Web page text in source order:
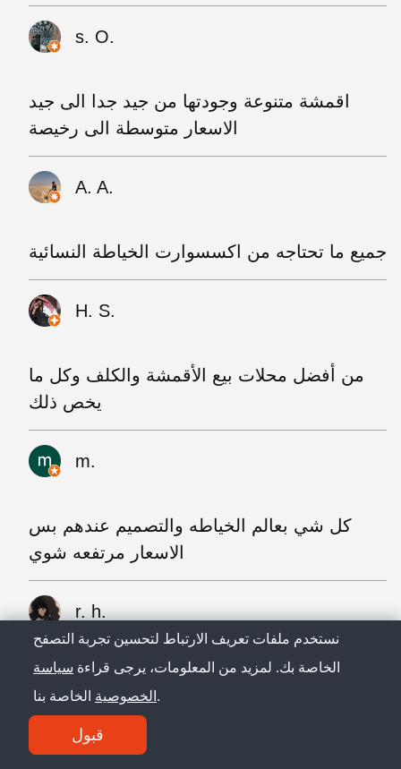
s. O.
اقمشة متنوعة وجودتها من جيد جدا الى جيد
الاسعار متوسطة الى رخيصة
A. A.
جميع ما تحتاجه من اكسسوارت الخياطة النسائية
H. S.
من أفضل محلات بيع الأقمشة والكلف وكل ما
يخص ذلك
m.
كل شي بعالم الخياطه والتصميم عندهم بس
الاسعار مرتفعه شوي
r. h.
حلو ومتوفر عنده انواع الاقمشه والكلف لكن
أسعارهم مرتفعه شوي
نستخدم ملفات تعريف الارتباط لتحسين تجربة التصفح
الخاصة بك. لمزيد من المعلومات، يرجى قراءة سياسة
الخصوصية الخاصة بنا.
قبول